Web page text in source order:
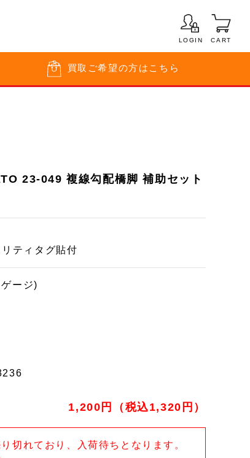
LOGIN CART
買取 ご希望の方はこちら
23-049 複線勾配橋脚 補助セット
ティタグ貼付
ージ)
1,200円（税込1,320円）
切れており、入荷待ちとなります。